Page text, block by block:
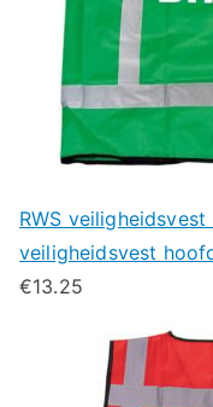
RWS
veiligheidsvest
€13.25